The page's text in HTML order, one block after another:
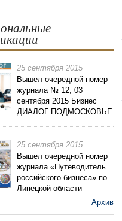
25 сентября 2015
Вышел очередной номер
журнала № 12, 03
сентября 2015 Бизнес
ДИАЛОГ ПОДМОСКОВЬЕ
25 сентября 2015
Вышел очередной номер
журнала «Путеводитель
российского бизнеса» по
Липецкой области
Архив